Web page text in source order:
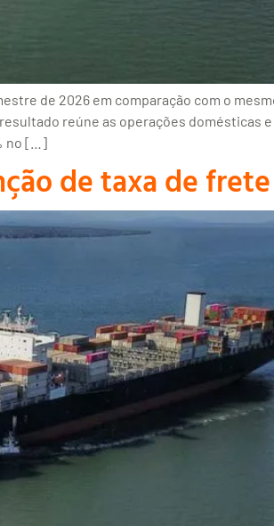
de 2026 em comparação com o
reúne as operações domésticas
no […]
de taxa de